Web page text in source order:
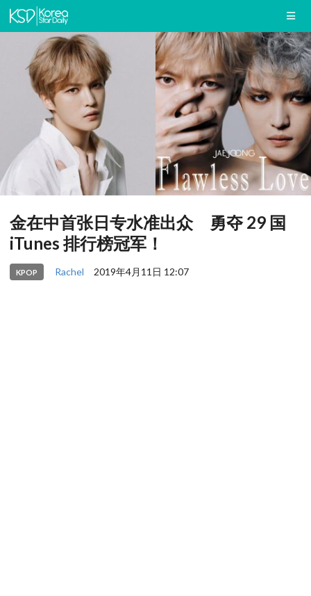
金在中首张日专水准出众 勇夺 29 国
iTunes 排行榜冠军！
KPOP Rachel 2019年4月11日 12:07